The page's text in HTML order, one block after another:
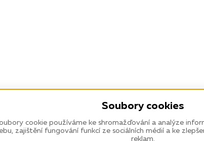
Soubory cookies
cookie používáme ke shromažďování a analýze
zajištění fungování funkcí ze sociálních médií a ke
reklam.